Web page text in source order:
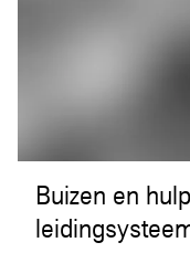
Buizen en